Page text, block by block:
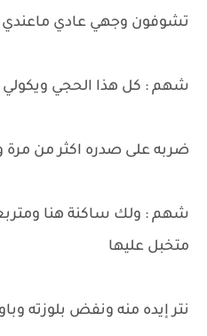
تشوفون وجهي عادي
شهم : كل هذا الحجي ويكولي
ضربه على صدره اكثر من مرة
شهم : ولك ساكنة هنا
متخبل عليها
نتر إيده منه ونفض بلوزته